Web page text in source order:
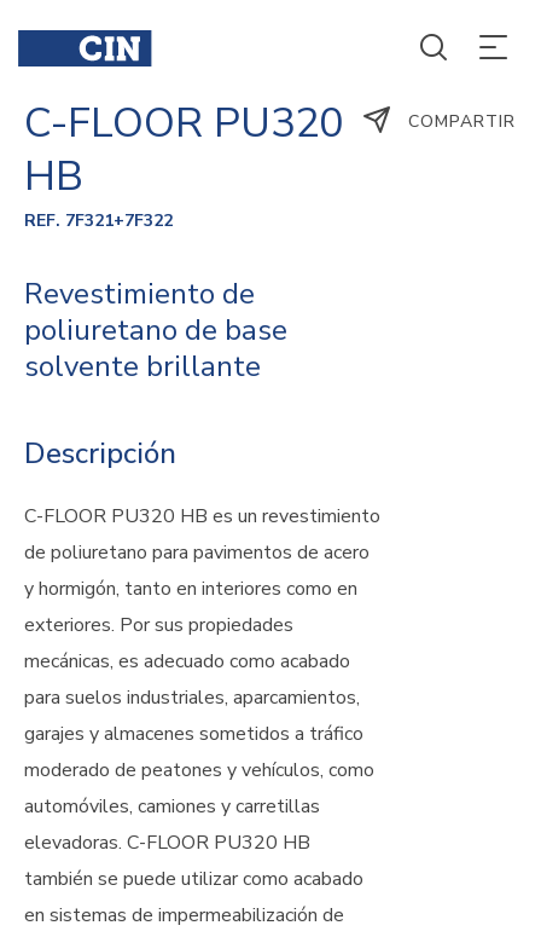
C-FLOOR PU320
HB
REF. 7F321+7F322
Revestimiento de
poliuretano de base
solvente brillante
Descripción
C-FLOOR PU320 HB es un revestimiento
de poliuretano para pavimentos de acero
y hormigón, tanto en interiores como en
exteriores. Por sus propiedades
mecánicas, es adecuado como acabado
para suelos industriales, aparcamientos,
garajes y almacenes sometidos a tráfico
moderado de peatones y vehículos, como
automóviles, camiones y carretillas
elevadoras. C-FLOOR PU320 HB
también se puede utilizar como acabado
en sistemas de impermeabilización de
COMPARTIR